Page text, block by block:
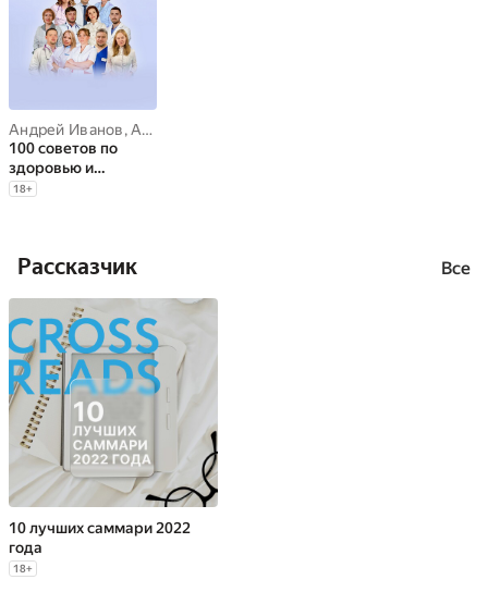
Андрей Иванов,Анна Власова
100 советов по
здоровью и
долголетию. Том 9
18+
Рассказчик Все
10 лучших саммари 2022
года
18+